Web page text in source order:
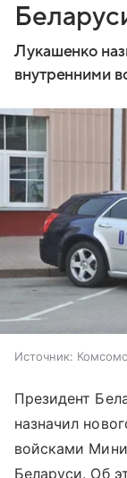
Лукашенко
внутренними
Источник:
Президент
назначил
войсками
Беларуси. Об